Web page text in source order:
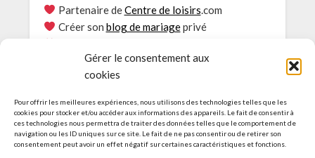
Gérer le consentement aux
cookies
Pour offrir les meilleures expériences, nous utilisons des technologies telles que les
cookies pour stocker et/ou accéder aux informations des appareils. Le fait de consentir à
ces technologies nous permettra de traiter des données telles que le comportement de
navigation ou les ID uniques sur ce site. Le fait de ne pas consentir ou de retirer son
consentement peut avoir un effet négatif sur certaines caractéristiques et fonctions.
Partenaire deCentre de loisirs .com
Créer son blog de mariageprivé
Partage photossécurisé
Consultations
Idées et guide pourAccueil de loisirs
Agence web :Création de site à Genève
Découvrez leservice d’e-réputation